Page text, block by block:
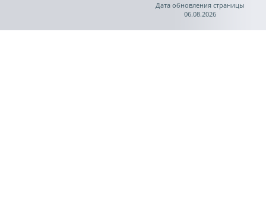
Дата обновления страницы
06.08.2026